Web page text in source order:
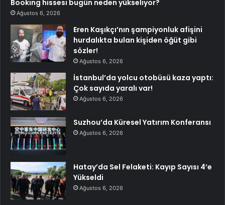
Booking hissesi bugün neden yükseliyor?
Ağustos 6, 2026
Eren Kaşıkçı’nın şampiyonluk afişini
hurdalıkta bulan kişiden öğüt gibi
sözler!
Ağustos 6, 2026
İstanbul’da yolcu otobüsü kaza yaptı:
Çok sayıda yaralı var!
Ağustos 6, 2026
Suzhou’da Küresel Yatırım Konferansı
Ağustos 6, 2026
Hatay’da Sel Felaketi: Kayıp Sayısı 4’e
Yükseldi
Ağustos 6, 2026